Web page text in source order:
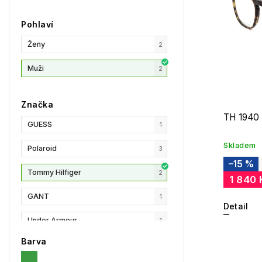
Pohlaví
Ženy 2
Muži 2
Značka
GUESS 1
Polaroid 3
Tommy Hilfiger 2
GANT 1
Under Armour 1
Privé Revaux
Barva
TH 1940
Skladem
–15 %
1 840
Detail